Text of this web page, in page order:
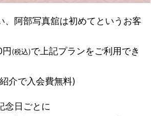
、阿部写真舘は初めてというお客
(税込)で上記プランをご利用でき
介で入会費無料)
念日ごとに